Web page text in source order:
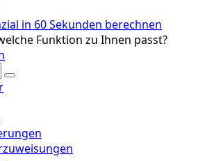
in 60 Sekunden berechnen
Funktion zu Ihnen passt?